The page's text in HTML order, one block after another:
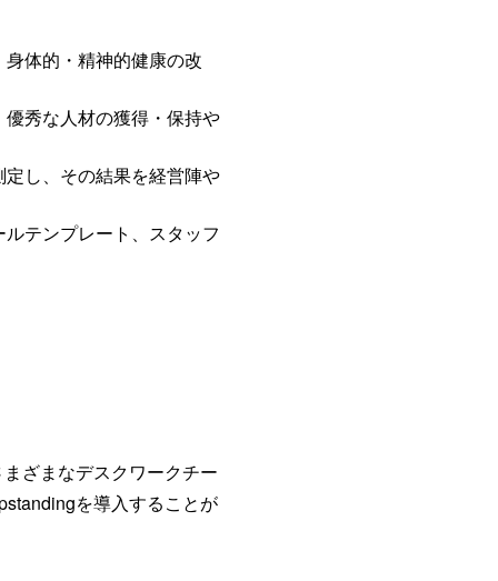
体的・精神的健康の改
秀な人材の獲得・保持や
し、その結果を経営陣や
テンプレート、スタッフ
ざまなデスクワークチー
を導入することが